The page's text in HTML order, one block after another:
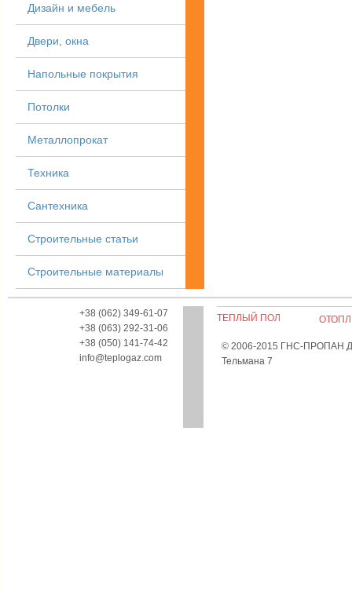
Дизайн и мебель
Двери, окна
Напольные покрытия
Потолки
Металлопрокат
Техника
Сантехника
Строительные статьи
Строительные материалы
+38 (062) 349-61-07
+38 (063) 292-31-06
+38 (050) 141-74-42
info@teplogaz.com
ТЕПЛЫЙ ПОЛ
© 2006-2015 ГНС-ПРОПАН
Тельмана 7